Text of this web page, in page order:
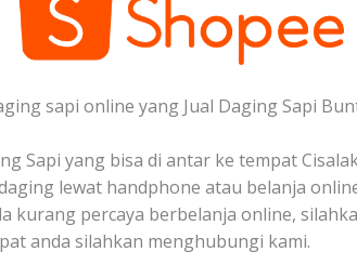
sapi online yang Jual Daging Sapi
Sapi yang bisa di antar ke tempat
lewat handphone atau belanja
kurang percaya berbelanja online,
anda silahkan menghubungi kami.